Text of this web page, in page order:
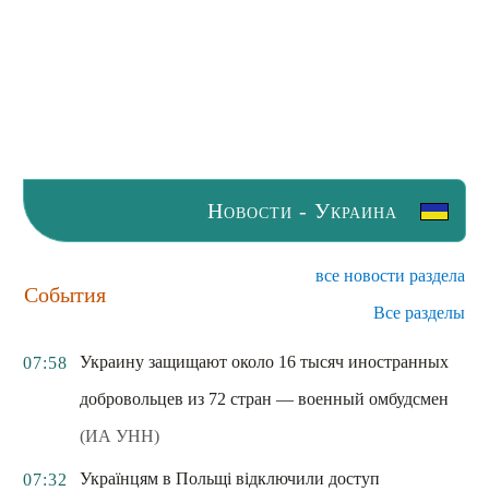
Новости - Украина
События
все новости раздела
Все разделы
07:58
Украину защищают около 16 тысяч иностранных
добровольцев из 72 стран — военный омбудсмен
(ИА УНН)
07:32
Українцям в Польщі відключили доступ